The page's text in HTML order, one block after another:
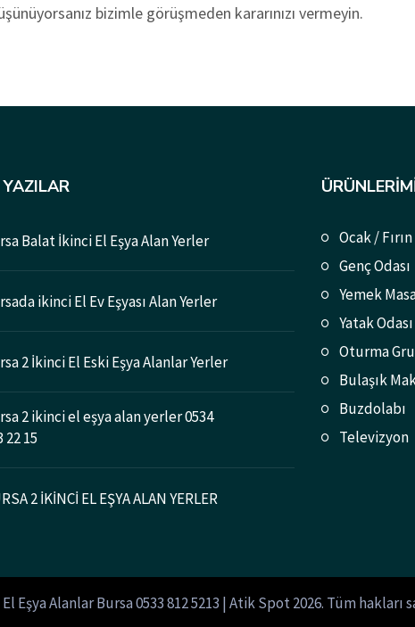
bizimle görüşmeden kararınızı vermeyin.
Balat İkinci El Eşya Alan Yerler
ikinci El Ev Eşyası Alan Yerler
2 İkinci El Eski Eşya Alanlar Yerler
2 ikinci el eşya alan yerler 0534
22 15
2 İKİNCİ EL EŞYA ALAN YERLER
Ocak / Fırın
Genç Odası
Yemek
Yatak
Oturma
Bulaşık
Buzdolabı
Televizyon
Eşya Alanlar Bursa 0533 812 5213 | Atik Spot 2026. Tüm hakları